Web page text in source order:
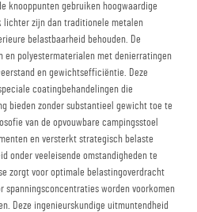
knooppunten gebruiken hoogwaardige
lichter zijn dan traditionele metalen
belastbaarheid behouden. De
polyestermaterialen met denierratingen
en gewichtsefficiëntie. Deze
coatingbehandelingen die
bieden zonder substantieel gewicht toe te
van de opvouwbare campingsstoel
en versterkt strategisch belaste
onder veeleisende omstandigheden te
zorgt voor optimale belastingoverdracht
spanningsconcentraties worden voorkomen
Deze ingenieurskundige uitmuntendheid